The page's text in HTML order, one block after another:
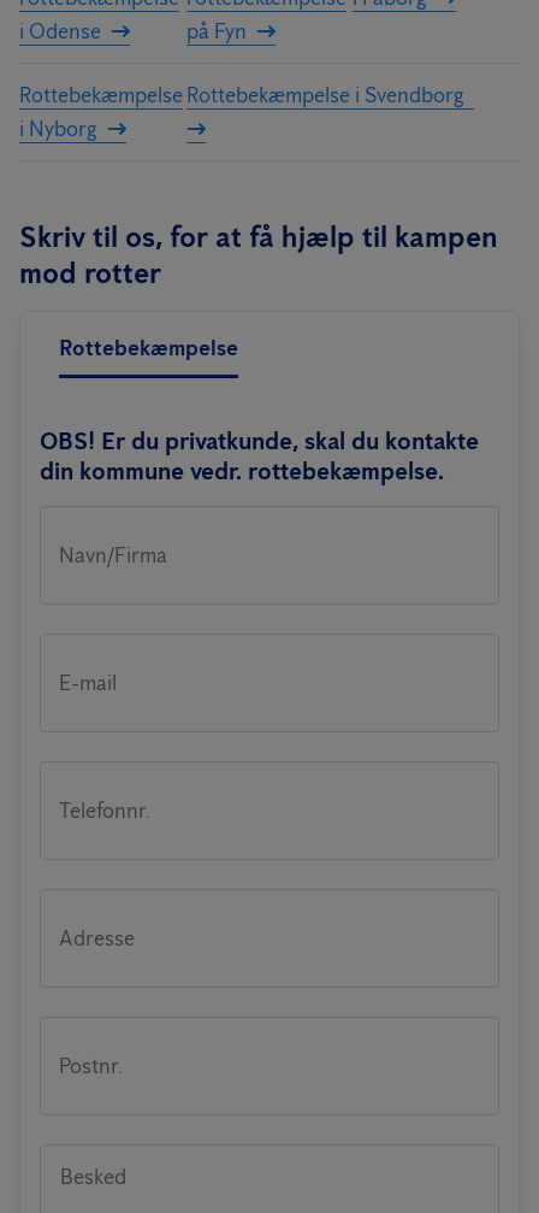
i Odense
på Fyn
Rottebekæmpelse
i Nyborg
Rottebekæmpelse i Svendborg
Skriv til os, for at få hjælp til kampen
mod rotter
Rottebekæmpelse
OBS! Er du privatkunde, skal du kontakte
din kommune vedr. rottebekæmpelse.
Navn/Firma
E-mail
Telefonnr.
Adresse
Postnr.
Besked